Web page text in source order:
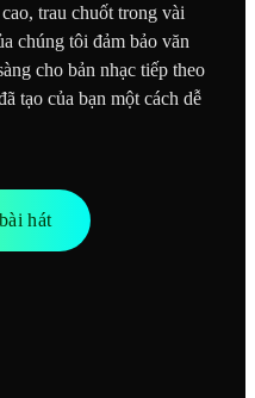
trau chuốt trong vài
chúng tôi đảm bảo văn
cho bản nhạc tiếp theo
tạo của bạn một cách dễ
hát